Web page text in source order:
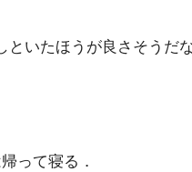
といたほうが良さそうだ
って寝る．